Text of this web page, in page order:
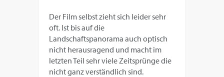
Der Film selbst zieht sich leider sehr
oft. Ist bis auf die
Landschaftspanorama auch optisch
nicht herausragend und macht im
letzten Teil sehr viele Zeitsprünge die
nicht ganz verständlich sind.